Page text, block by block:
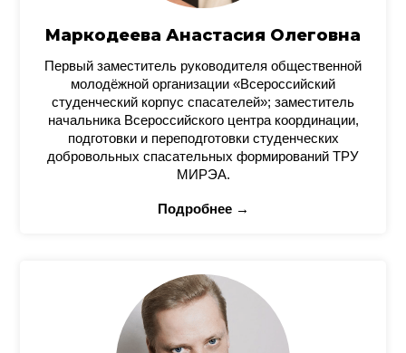
Маркодеева Анастасия Олеговна
Первый заместитель руководителя общественной
молодёжной организации «Всероссийский
студенческий корпус спасателей»; заместитель
начальника Всероссийского центра координации,
подготовки и переподготовки студенческих
добровольных спасательных формирований ТРУ
МИРЭА.
Подробнее →